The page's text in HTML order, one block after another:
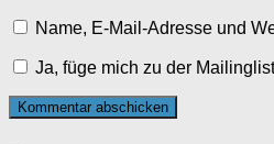
Name, E-Mail-Adresse und
Ja, füge mich zu der